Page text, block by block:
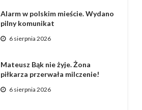
Alarm w polskim mieście. Wydano
pilny komunikat
6 sierpnia 2026
Mateusz Bąk nie żyje. Żona
piłkarza przerwała milczenie!
6 sierpnia 2026